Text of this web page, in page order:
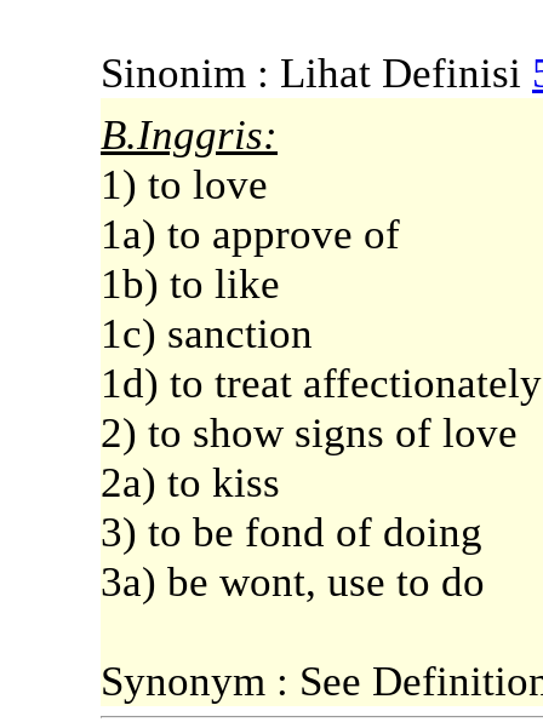
Sinonim : Lihat Definisi
B.Inggris:
1) to love
1a) to approve of
1b) to like
1c) sanction
1d) to treat
2) to show signs of love
2a) to kiss
3) to be fond of doing
3a) be wont, use to do
Synonym : See